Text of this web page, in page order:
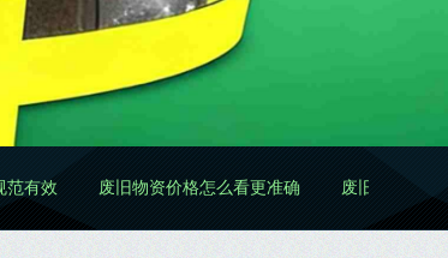
废旧物资价格怎么看更准确 废旧物资处置怎么做更规范